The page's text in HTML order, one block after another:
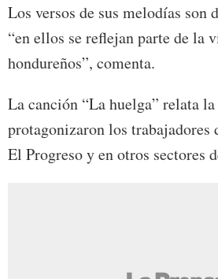
Los versos de sus melodías son
“en ellos se reflejan parte de la
hondureños”, comenta.
La canción “La huelga” relata
protagonizaron los trabajadores
El Progreso y en otros sectores